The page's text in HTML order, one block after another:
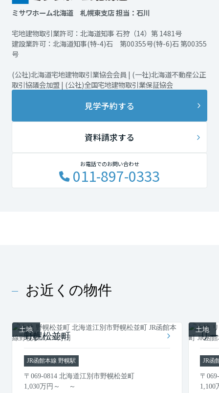
ミサワホーム北海道 札幌東支店 担当：石川
宅地建物取引業許可：北海道知事 石狩（14）第 1481号
建設業許可：北海道知事(特-4)石 第00355号(特-6)石 第00355
号
(公社)北海道宅地建物取引業協会会員 | (一社)北海道不動産公正
取引協議会加盟 | (公社)全国宅地建物取引業保証協会
見学予約する
資料請求する
お電話でのお問い合わせ
011-897-0333
お近くの物件
土地
野幌松並町
JR函館本線 野幌駅
〒069-0814 北海道江別市野幌松並町
1,030万円 ～ ～
土地
リ
JR函
〒
1,100